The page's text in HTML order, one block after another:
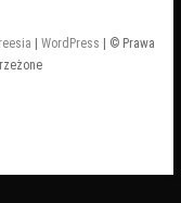
| WordPress | © Prawa